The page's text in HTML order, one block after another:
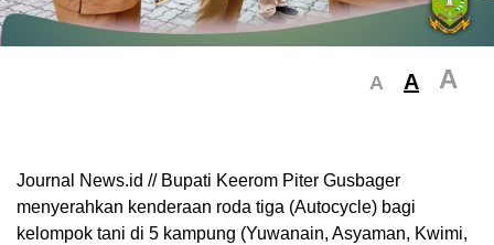
A A A
Journal News.id // Bupati Keerom Piter Gusbager
menyerahkan kenderaan roda tiga (Autocycle) bagi
kelompok tani di 5 kampung (Yuwanain, Asyaman, Kwimi,